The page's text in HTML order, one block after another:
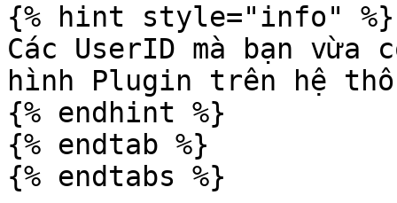
{% hint style="info" %}
Các UserID mà bạn
hình Plugin trên hệ
{% endhint %}
{% endtab %}
{% endtabs %}